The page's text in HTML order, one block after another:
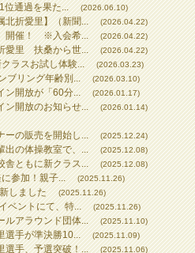
位通過を果た... (2026.06.10)
北折愛里】（新聞... (2026.04.22)
開催！ ※入会希... (2026.04.22)
愛里 扶桑から世... (2026.04.22)
ラスお試し体験... (2026.03.23)
ブリング年齢別... (2026.03.10)
ン開放が「60分... (2026.01.17)
ン開放のお知らせ... (2026.01.14)
ーの販売を開始し... (2025.12.24)
出の体操教室で、... (2025.12.08)
舎ともに新クラス... (2025.12.08)
参加！親子... (2025.11.26)
しました (2025.11.26)
ベントにて、特... (2025.11.26)
ルアラウンド団体... (2025.11.10)
選手が準決勝10... (2025.11.09)
選手、予選突破！... (2025.11.06)